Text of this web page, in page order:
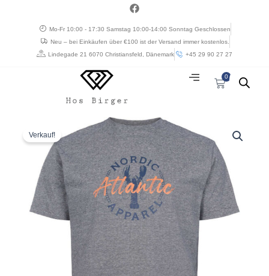
a
e
o
o
Mo-Fr 10:00 - 17:30 Samstag 10:00-14:00 Sonntag Geschlossen
Neu – bei Einkäufen über €100 ist der Versand immer kostenlos.
Lindegade 21 6070 Christiansfeld, Dänemark
+45 29 90 27 27
0
Warenkorb
Verkauf!
Ursprünglicher
Preis
war:
€ 40,14
Aktueller
Preis
ist:
€ 24,08.
56°4
stribet